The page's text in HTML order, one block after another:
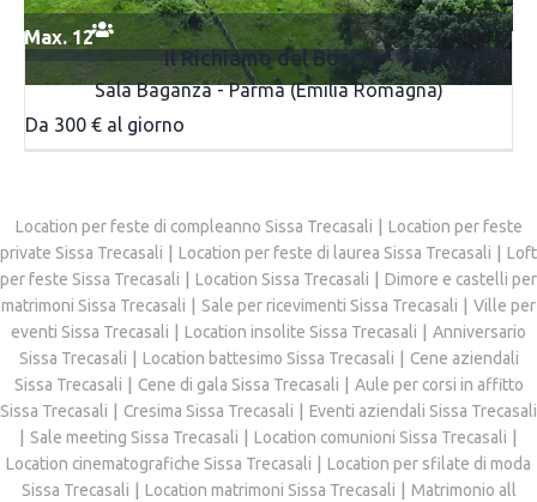
Max. 12
Il Richiamo del Bosco
Sala Baganza - Parma (Emilia Romagna)
Da 300 € al giorno
Location per feste di compleanno Sissa Trecasali
Location per feste
private Sissa Trecasali
Location per feste di laurea Sissa Trecasali
Loft
per feste Sissa Trecasali
Location Sissa Trecasali
Dimore e castelli per
matrimoni Sissa Trecasali
Sale per ricevimenti Sissa Trecasali
Ville per
eventi Sissa Trecasali
Location insolite Sissa Trecasali
Anniversario
Sissa Trecasali
Location battesimo Sissa Trecasali
Cene aziendali
Sissa Trecasali
Cene di gala Sissa Trecasali
Aule per corsi in affitto
Sissa Trecasali
Cresima Sissa Trecasali
Eventi aziendali Sissa Trecasali
Sale meeting Sissa Trecasali
Location comunioni Sissa Trecasali
Location cinematografiche Sissa Trecasali
Location per sfilate di moda
Sissa Trecasali
Location matrimoni Sissa Trecasali
Matrimonio all